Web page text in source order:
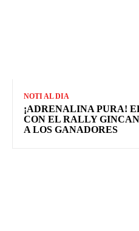
NOTI AL DIA
¡ADRENALINA PURA!
CON EL RALLY
A LOS GANADORES